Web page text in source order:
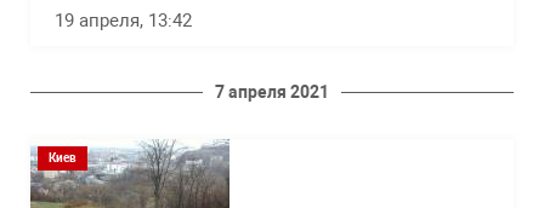
19 апреля, 13:42
7 апреля 2021
Киев